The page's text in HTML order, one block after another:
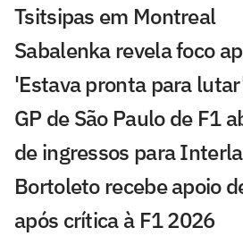
Tsitsipas em Montreal
Sabalenka revela foco
'Estava pronta para
GP de São Paulo de F1
de ingressos para
Bortoleto recebe apoio
após crítica à F1 2026